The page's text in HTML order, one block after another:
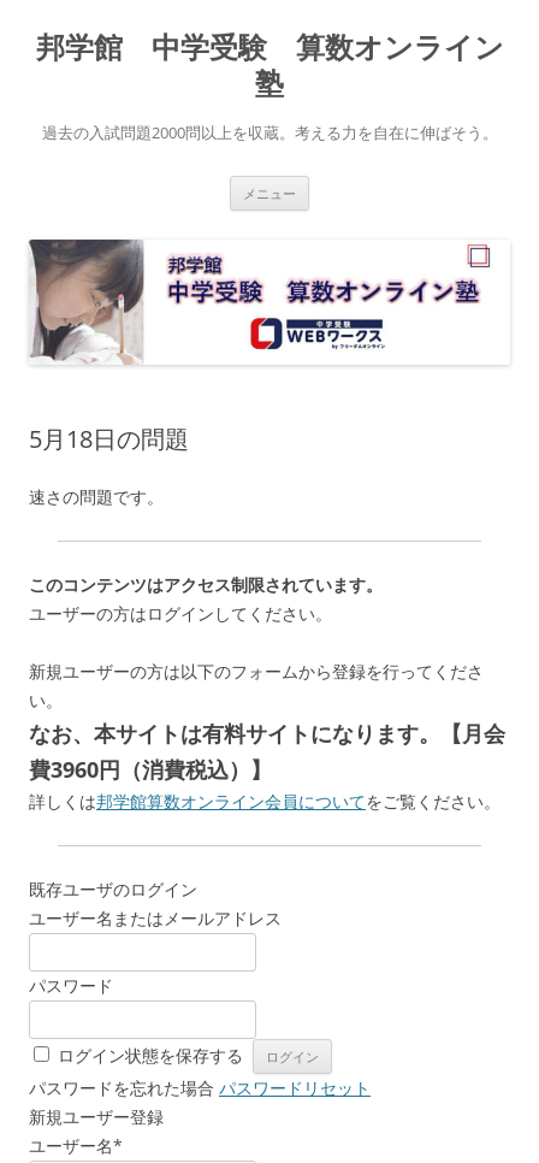
テ
ン
キ
ッ
邦学館 中学受験 算数オンライン
塾
過去の入試問題2000問以上を収蔵。考える力を自在に伸ばそう。
メニュー
5月18日の問題
速さの問題です。
このコンテンツはアクセス制限されています。
ユーザーの方はログインしてください。
新規ユーザーの方は以下のフォームから登録を行ってくださ
い。
なお、本サイトは有料サイトになります。【月会
費3960円（消費税込）】
詳しくは邦学館算数オンライン会員についてをご覧ください。
既存ユーザのログイン
ユーザー名またはメールアドレス
パスワード
ログイン状態を保存する
パスワードを忘れた場合 パスワードリセット
新規ユーザー登録
ユーザー名*